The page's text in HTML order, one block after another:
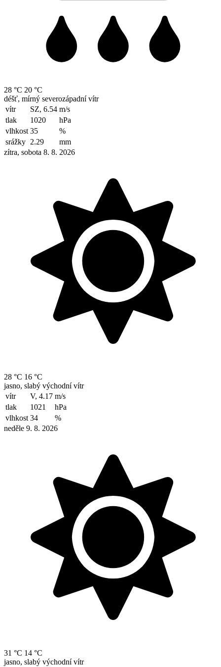
28 °C 20 °C
déšť, mírný severozápadní vítr
vítr
SZ, 6.54 m/s
tlak
1020
hPa
vlhkost 35
%
srážky 2.29
mm
zítra, sobota 8. 8. 2026
28 °C 16 °C
jasno, slabý východní vítr
vítr
V, 4.17 m/s
tlak
1021
hPa
vlhkost 34
%
neděle 9. 8. 2026
31 °C 14 °C
jasno, slabý východní vítr